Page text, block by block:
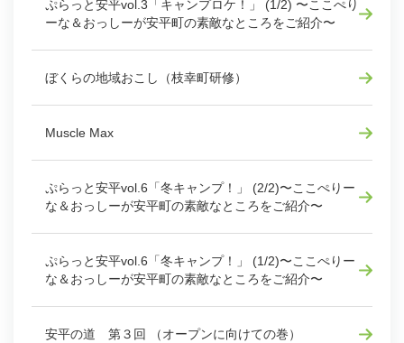
ぷらっと安平vol.3「キャンプロケ！」 (1/2) 〜ここぺり
ーな＆おっしーが安平町の素敵なところをご紹介〜
ぼくらの地域おこし（枝幸町研修）
Muscle Max
ぷらっと安平vol.6「冬キャンプ！」 (2/2)〜ここぺりー
な＆おっしーが安平町の素敵なところをご紹介〜
ぷらっと安平vol.6「冬キャンプ！」 (1/2)〜ここぺりー
な＆おっしーが安平町の素敵なところをご紹介〜
安平の道 第３回 （オープンに向けての巻）